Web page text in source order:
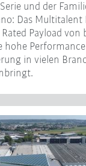
und der
Das Multitalent
Payload von
hohe
in vielen